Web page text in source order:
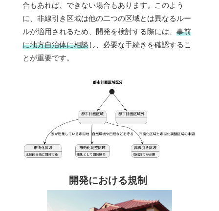
合もあれば、できない場合もあります。このよう
に、非線引き区域は他の二つの区域とは異なるルー
ルが適用されるため、開発を検討する際には、 事前
に地方自治体に相談し、必要な手続きを確認するこ
とが重要です。
開発における規制